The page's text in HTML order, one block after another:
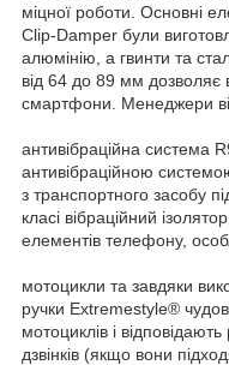
міцної роботи. Основні
Clip-Damper були
алюмінію, а гвинти та
від 64 до 89 мм дозволяє
смартфони. Менеджери
антивібраційна система
антивібраційною
з транспортного засобу
класі вібраційний
елементів телефону,
мотоцикли та завдяки
ручки Extremestyle®
мотоциклів і
дзвінків (якщо вони